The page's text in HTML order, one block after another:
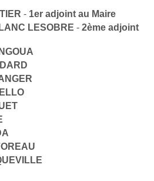
- 1er adjoint au Maire
LESOBRE - 2ème adjoint